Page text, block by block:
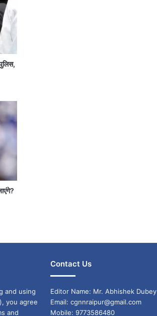
and using
you agree
and
Contact Us
Editor Name: Mr. Abhishek Dubey
Email: cgnnraipur@gmail.com
Mobile: 9773586480